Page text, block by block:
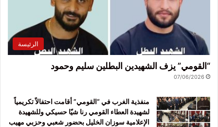
الرئيسة
“القومي” يزف الشهيدين البطلين سليم وحمود
07/06/2026
منفذية الغرب في “القومي” أقامت احتفالاً تكريمياً
لشهيدة العطاء القومي رنا شيّا حسيكي وللشهيدة
الإعلامية سوزان الخليل بحضور شعبي وحزبي مهيب